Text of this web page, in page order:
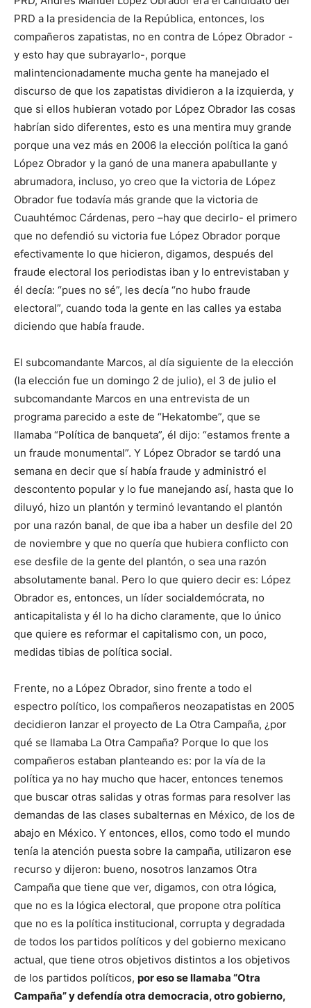
PRD a la presidencia de la República, entonces, los
compañeros zapatistas, no en contra de López Obrador -
y esto hay que subrayarlo-, porque
malintencionadamente mucha gente ha manejado el
discurso de que los zapatistas dividieron a la izquierda, y
que si ellos hubieran votado por López Obrador las cosas
habrían sido diferentes, esto es una mentira muy grande
porque una vez más en 2006 la elección política la ganó
López Obrador y la ganó de una manera apabullante y
abrumadora, incluso, yo creo que la victoria de López
Obrador fue todavía más grande que la victoria de
Cuauhtémoc Cárdenas, pero –hay que decirlo- el primero
que no defendió su victoria fue López Obrador porque
efectivamente lo que hicieron, digamos, después del
fraude electoral los periodistas iban y lo entrevistaban y
él decía: “pues no sé”, les decía “no hubo fraude
electoral”, cuando toda la gente en las calles ya estaba
diciendo que había fraude.
El subcomandante Marcos, al día siguiente de la elección
(la elección fue un domingo 2 de julio), el 3 de julio el
subcomandante Marcos en una entrevista de un
programa parecido a este de “Hekatombe”, que se
llamaba “Política de banqueta”, él dijo: “estamos frente a
un fraude monumental”. Y López Obrador se tardó una
semana en decir que sí había fraude y administró el
descontento popular y lo fue manejando así, hasta que lo
diluyó, hizo un plantón y terminó levantando el plantón
por una razón banal, de que iba a haber un desfile del 20
de noviembre y que no quería que hubiera conflicto con
ese desfile de la gente del plantón, o sea una razón
absolutamente banal. Pero lo que quiero decir es: López
Obrador es, entonces, un líder socialdemócrata, no
anticapitalista y él lo ha dicho claramente, que lo único
que quiere es reformar el capitalismo con, un poco,
medidas tibias de política social.
Frente, no a López Obrador, sino frente a todo el
espectro político, los compañeros neozapatistas en 2005
decidieron lanzar el proyecto de La Otra Campaña, ¿por
qué se llamaba La Otra Campaña? Porque lo que los
compañeros estaban planteando es: por la vía de la
política ya no hay mucho que hacer, entonces tenemos
que buscar otras salidas y otras formas para resolver las
demandas de las clases subalternas en México, de los de
abajo en México. Y entonces, ellos, como todo el mundo
tenía la atención puesta sobre la campaña, utilizaron ese
recurso y dijeron: bueno, nosotros lanzamos Otra
Campaña que tiene que ver, digamos, con otra lógica,
que no es la lógica electoral, que propone otra política
que no es la política institucional, corrupta y degradada
de todos los partidos políticos y del gobierno mexicano
actual, que tiene otros objetivos distintos a los objetivos
de los partidos políticos, por eso se llamaba “Otra
Campaña” y defendía otra democracia, otro gobierno,